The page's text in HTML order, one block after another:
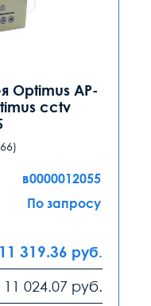
Optimus AP-
cctv
в0000012055
По запросу
11 319.36 руб.
11 024.07 руб.